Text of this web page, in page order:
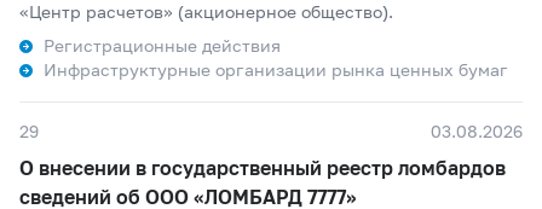
«Центр расчетов» (акционерное общество).
Регистрационные действия
Инфраструктурные организации рынка ценных бумаг
29 03.08.2026
О внесении в государственный реестр ломбардов
сведений об ООО «ЛОМБАРД 7777»